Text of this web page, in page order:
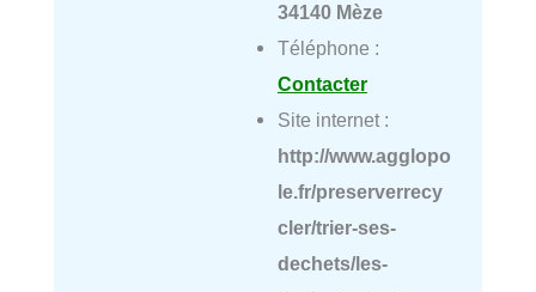
34140 Mèze
Téléphone :
Contacter
Site internet :
http://www.agglopo
le.fr/preserverrecy
cler/trier-ses-
dechets/les-